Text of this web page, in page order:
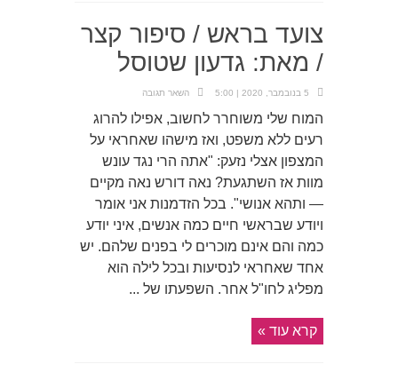
צועד בראש / סיפור קצר
/ מאת: גדעון שטוסל
5 בנובמבר, 2020 | 5:00 השאר תגובה
המוח שלי משוחרר לחשוב, אפילו להרוג
רעים ללא משפט, ואז מישהו שאחראי על
המצפון אצלי נזעק: "אתה הרי נגד עונש
מוות אז השתגעת? נאה דורש נאה מקיים
— ותהא אנושי". בכל הזדמנות אני אומר
ויודע שבראשי חיים כמה אנשים, איני יודע
כמה והם אינם מוכרים לי בפנים שלהם. יש
אחד שאחראי לנסיעות ובכל לילה הוא
מפליג לחו"ל אחר. השפעתו של ...
קרא עוד »